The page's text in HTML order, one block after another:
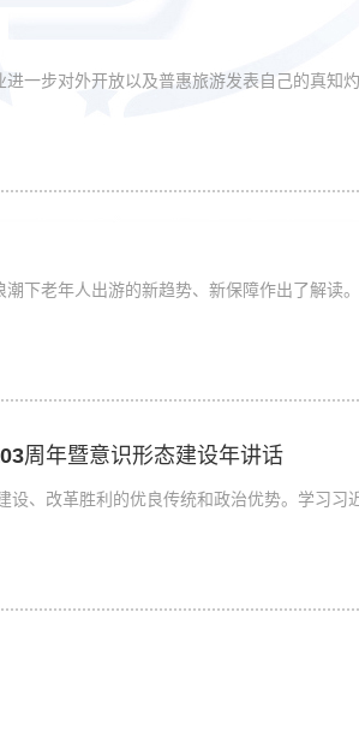
一步对外开放以及普惠旅游发表自己的真知
下老年人出游的新趋势、新保障作出了解读
周年暨意识形态建设年讲话